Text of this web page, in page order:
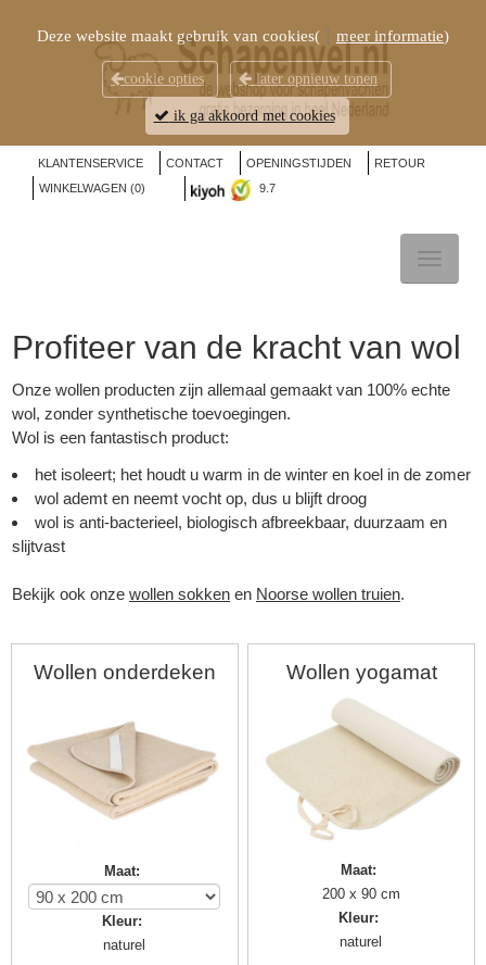
KLANTENSERVICE CONTACT OPENINGSTIJDEN
RETOUR
WINKELWAGEN (0) 9.7
Profiteer van de kracht van wol
Onze wollen producten zijn allemaal gemaakt van 100% echte
wol, zonder synthetische toevoegingen.
Wol is een fantastisch product:
het isoleert; het houdt u warm in de winter en koel in de zomer
wol ademt en neemt vocht op, dus u blijft droog
wol is anti-bacterieel, biologisch afbreekbaar, duurzaam en
slijtvast
Bekijk ook onze wollen sokken en Noorse wollen truien.
Wollen onderdeken
Maat:
Kleur:
naturel
Wollen yogamat
Maat:
200 x 90 cm
Kleur:
naturel
Deze website maakt gebruik van cookies( meer informatie)
cookie opties later opnieuw tonen
ik ga akkoord met cookies